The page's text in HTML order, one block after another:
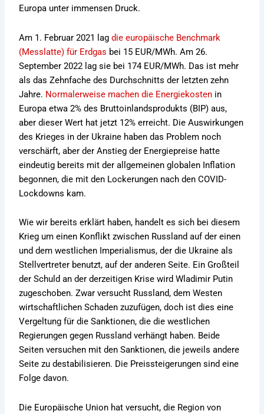
Europa unter immensen Druck.
Am 1. Februar 2021 lagdie europäische Benchmark
(Messlatte) für Erdgas bei 15 EUR/MWh. Am 26.
September 2022 lag sie bei 174 EUR/MWh. Das ist mehr
als das Zehnfache des Durchschnitts der letzten zehn
Jahre. Normalerweise machen die Energiekosten in
Europa etwa 2% des Bruttoinlandsprodukts (BIP) aus,
aber dieser Wert hat jetzt 12% erreicht. Die Auswirkungen
des Krieges in der Ukraine haben das Problem noch
verschärft, aber der Anstieg der Energiepreise hatte
eindeutig bereits mit der allgemeinen globalen Inflation
begonnen, die mit den Lockerungen nach den COVID-
Lockdowns kam.
Wie wir bereits erklärt haben, handelt es sich bei diesem
Krieg um einen Konflikt zwischen Russland auf der einen
und dem westlichen Imperialismus, der die Ukraine als
Stellvertreter benutzt, auf der anderen Seite. Ein Großteil
der Schuld an der derzeitigen Krise wird Wladimir Putin
zugeschoben. Zwar versucht Russland, dem Westen
wirtschaftlichen Schaden zuzufügen, doch ist dies eine
Vergeltung für die Sanktionen, die die westlichen
Regierungen gegen Russland verhängt haben. Beide
Seiten versuchen mit den Sanktionen, die jeweils andere
Seite zu destabilisieren. Die Preissteigerungen sind eine
Folge davon.
Die Europäische Union hat versucht, die Region von